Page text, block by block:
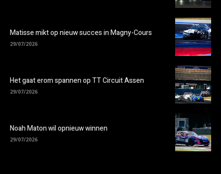
Matisse mikt op nieuw succes in Magny-Cours
29/07/2026
Het gaat erom spannen op TT Circuit Assen
29/07/2026
Noah Maton wil opnieuw winnen
29/07/2026